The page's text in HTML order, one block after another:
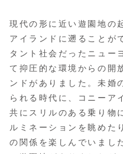
現代の形に近い遊園地の
アイランドに遡ることが
タント社会だったニュー
て抑圧的な環境からの開
ンドがありました。未婚
られる時代に、コニーア
共にスリルのある乗り物
ルミネーションを眺めた
の関係を楽しんでいまし